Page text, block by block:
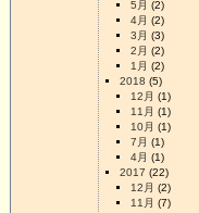
5月 (2)
4月 (2)
3月 (3)
2月 (2)
1月 (2)
2018 (5)
12月 (1)
11月 (1)
10月 (1)
7月 (1)
4月 (1)
2017 (22)
12月 (2)
11月 (7)